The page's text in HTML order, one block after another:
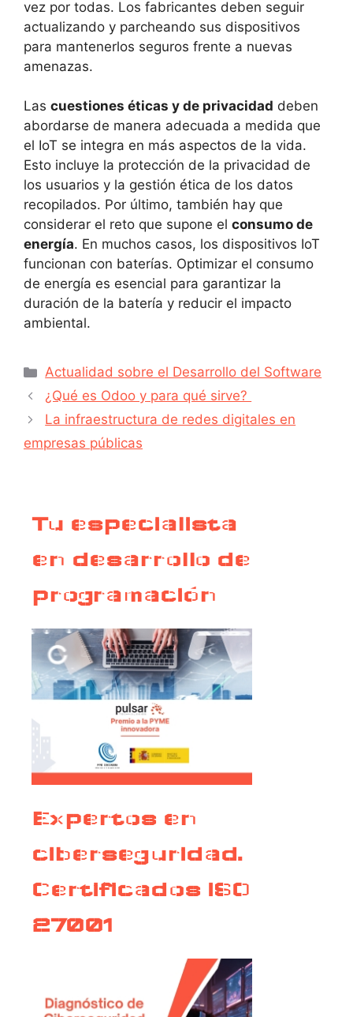
vez por todas. Los fabricantes deben seguir
actualizando y parcheando sus dispositivos
para mantenerlos seguros frente a nuevas
amenazas.
Las cuestiones éticas y de privacidad deben
abordarse de manera adecuada a medida que
el IoT se integra en más aspectos de la vida.
Esto incluye la protección de la privacidad de
los usuarios y la gestión ética de los datos
recopilados. Por último, también hay que
considerar el reto que supone el consumo de
energía. En muchos casos, los dispositivos IoT
funcionan con baterías. Optimizar el consumo
de energía es esencial para garantizar la
duración de la batería y reducir el impacto
ambiental.
Actualidad sobre el Desarrollo del Software
¿Qué es Odoo y para qué sirve?
La infraestructura de redes digitales en
empresas públicas
Tu especialista
en desarrollo de
programación
Expertos en
ciberseguridad.
Certificados ISO
27001